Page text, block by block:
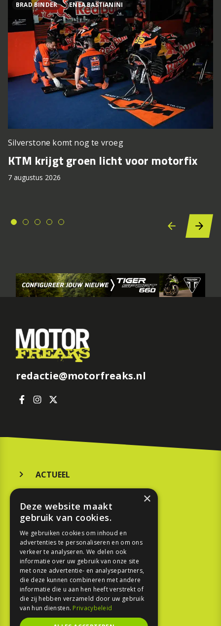
BRAD BINDER ENEA BASTIANINI
Silverstone komt nog te vroeg
KTM krijgt groen licht voor motorfix
7 augustus 2026
redactie@motorfreaks.nl
ACTUEEL
KOOPGIDS
TESTEN
SPORT
REPORTAGE
TOUREN
NIEUWSBRIEF
×
Deze website maakt
gebruik van cookies.
We gebruiken cookies om inhoud en
advertenties te personaliseren en om ons
verkeer te analyseren. We delen ook
informatie over uw gebruik van onze site
met onze advertentie- en analysepartners,
die deze kunnen combineren met andere
informatie die u aan hen heeft verstrekt of
die zij hebben verzameld door uw gebruik
van hun diensten. Privacybeleid